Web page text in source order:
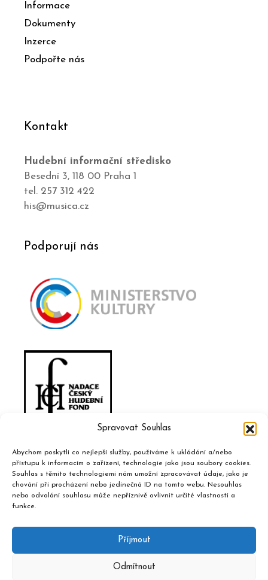
Spravovat Souhlas
Abychom poskytli co nejlepší služby, používáme k ukládání a/nebo
přístupu k informacím o zařízení, technologie jako jsou soubory cookies.
Souhlas s těmito technologiemi nám umožní zpracovávat údaje, jako je
chování při procházení nebo jedinečná ID na tomto webu. Nesouhlas
nebo odvolání souhlasu může nepříznivě ovlivnit určité vlastnosti a
funkce.
Příjmout
Odmítnout
Informace
Dokumenty
Inzerce
Podpořte nás
Kontakt
Hudební informační středisko
Besední 3, 118 00 Praha 1
tel. 257 312 422
his@musica.cz
Podporují nás